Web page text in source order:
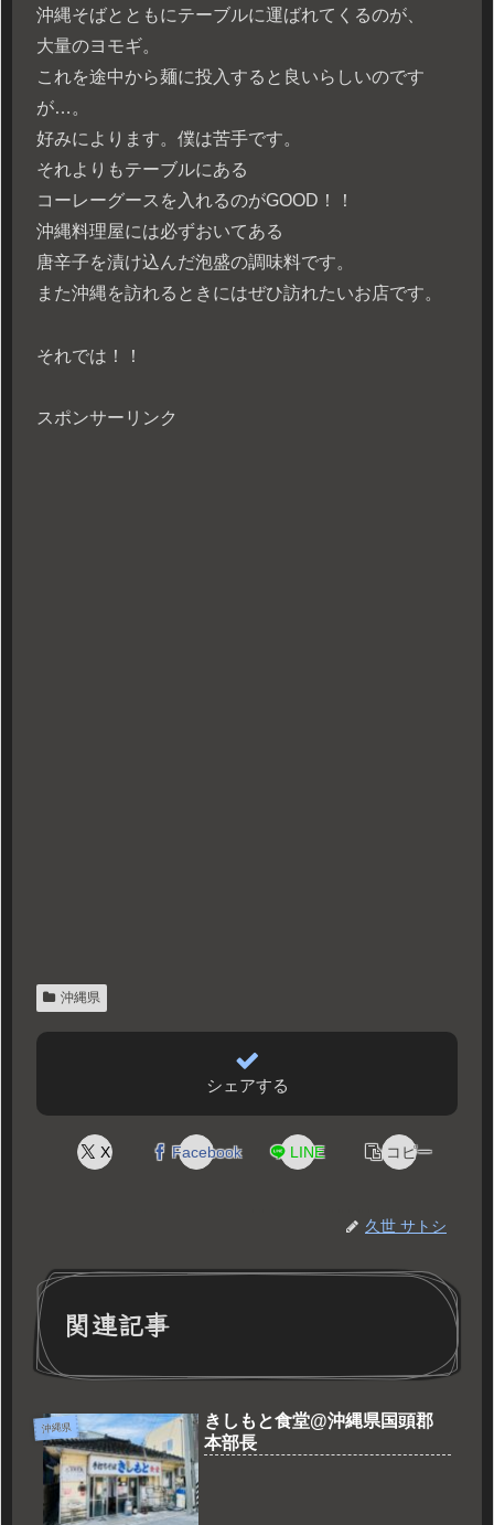
沖縄そばとともにテーブルに運ばれてくるのが、
大量のヨモギ。
これを途中から麺に投入すると良いらしいのです
が…。
好みによります。僕は苦手です。
それよりもテーブルにある
コーレーグースを入れるのがGOOD！！
沖縄料理屋には必ずおいてある
唐辛子を漬け込んだ泡盛の調味料です。
また沖縄を訪れるときにはぜひ訪れたいお店です。
それでは！！
スポンサーリンク
沖縄県
シェアする
X Facebook LINE コピー
久世 サトシ
関連記事
沖縄県
きしもと食堂@沖縄県国頭郡
本部長